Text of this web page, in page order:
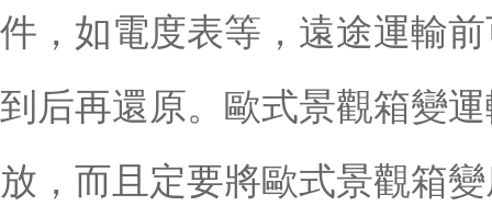
件，如電度表等，遠途運輸
到后再還原。歐式景觀箱變
放，而且定要將歐式景觀箱